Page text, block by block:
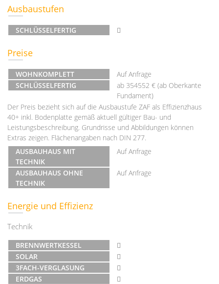
Ausbaustufen
SCHLÜSSELFERTIG
Preise
WOHNKOMPLETT
Auf Anfrage
SCHLÜSSELFERTIG
ab 354552 € (ab Oberkante
Fundament)
Der Preis bezieht sich auf die Ausbaustufe ZAF als Effizienzhaus
40+ inkl. Bodenplatte gemäß aktuell gültiger Bau- und
Leistungsbeschreibung. Grundrisse und Abbildungen können
Extras zeigen. Flächenangaben nach DIN 277.
AUSBAUHAUS MIT
TECHNIK
Auf Anfrage
AUSBAUHAUS OHNE
TECHNIK
Auf Anfrage
Energie und Effizienz
Technik
BRENNWERTKESSEL
SOLAR
3FACH-VERGLASUNG
ERDGAS